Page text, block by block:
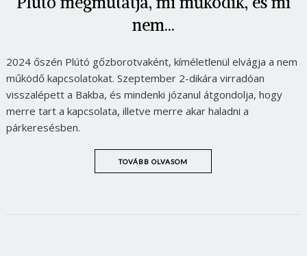
nem...
2024 őszén Plútó gőzborotvaként, kíméletlenül elvágja a nem
működő kapcsolatokat. Szeptember 2-dikára virradóan
visszalépett a Bakba, és mindenki józanul átgondolja, hogy
merre tart a kapcsolata, illetve merre akar haladni a
párkeresésben.
TOVÁBB OLVASOM